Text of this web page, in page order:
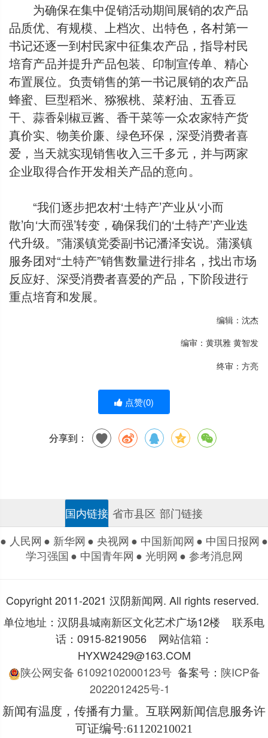
为确保在集中促销活动期间展销的农产品
品质优、有规模、上档次、出特色，各村第一
书记还逐一到村民家中征集农产品，指导村民
培育产品并提升产品包装、印制宣传单、精心
布置展位。负责销售的第一书记展销的农产品
蜂蜜、巨型稻米、猕猴桃、菜籽油、五香豆
干、蒜香剁椒豆酱、香干菜等一众农家特产货
真价实、物美价廉、绿色环保，深受消费者喜
爱，当天就实现销售收入三千多元，并与两家
企业取得合作开发相关产品的意向。
“我们逐步把农村‘土特产’产业从‘小而
散’向‘大而强’转变，确保我们的‘土特产’产业迭
代升级。”蒲溪镇党委副书记潘泽安说。蒲溪镇
服务团对“土特产”销售数量进行排名，找出市场
反应好、深受消费者喜爱的产品，下阶段进行
重点培育和发展。
编辑：沈杰
编审：黄琪雅 黄智发
终审：方亮
点赞(0)
分享到：
国内链接 省市县区 部门链接
● 人民网 ● 新华网 ● 央视网 ● 中国新闻网 ● 中国日报网 ●
学习强国● 中国青年网 ● 光明网 ● 参考消息网
Copyright 2011-2021 汉阴新闻网. All rights reserved.
单位地址：汉阴县城南新区文化艺术广场12楼 联系电
话：0915-8219056 网站信箱：
HYXW2429@163.COM
陕公网安备 61092102000123号备案号： 陕ICP备
2022012425号-1
新闻有温度，传播有力量。互联网新闻信息服务许
可证编号:61120210021